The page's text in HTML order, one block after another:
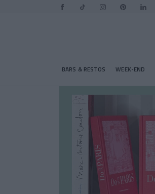
BARS & RESTOS WEEK-END